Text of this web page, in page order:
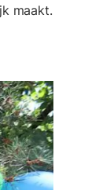
maakt.